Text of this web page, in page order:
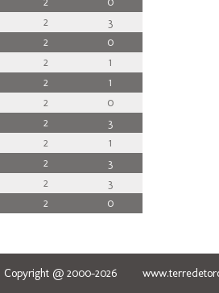
2
3
2
0
2
1
2
1
2
0
2
3
2
1
2
3
2
3
2 0
Copyright @ 2000-2026